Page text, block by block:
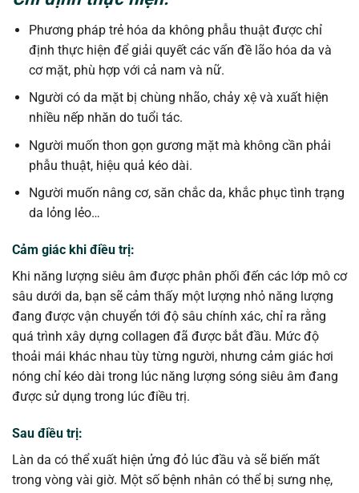
Phương pháp trẻ hóa da không phẫu thuật được chỉ
định thực hiện để giải quyết các vấn đề lão hóa da và
cơ mặt, phù hợp với cả nam và nữ.
Người có da mặt bị chùng nhão, chảy xệ và xuất hiện
nhiều nếp nhăn do tuổi tác.
Người muốn thon gọn gương mặt mà không cần phải
phẫu thuật, hiệu quả kéo dài.
Người muốn nâng cơ, săn chắc da, khắc phục tình trạng
da lỏng lẻo…
Cảm giác khi điều trị:
Khi năng lượng siêu âm được phân phối đến các lớp mô cơ
sâu dưới da, bạn sẽ cảm thấy một lượng nhỏ năng lượng
đang được vận chuyển tới độ sâu chính xác, chỉ ra rằng
quá trình xây dựng collagen đã được bắt đầu. Mức độ
thoải mái khác nhau tùy từng người, nhưng cảm giác hơi
nóng chỉ kéo dài trong lúc năng lượng sóng siêu âm đang
được sử dụng trong lúc điều trị.
Sau điều trị:
Làn da có thể xuất hiện ửng đỏ lúc đầu và sẽ biến mất
trong vòng vài giờ. Một số bệnh nhân có thể bị sưng nhẹ,